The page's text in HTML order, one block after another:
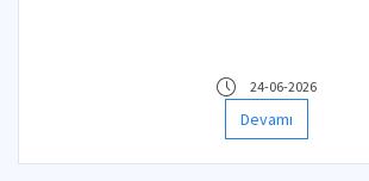
24-06-2026
Devamı